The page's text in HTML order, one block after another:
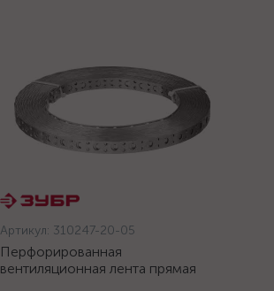
Артикул: 310247-20-05
Перфорированная
вентиляционная лента прямая